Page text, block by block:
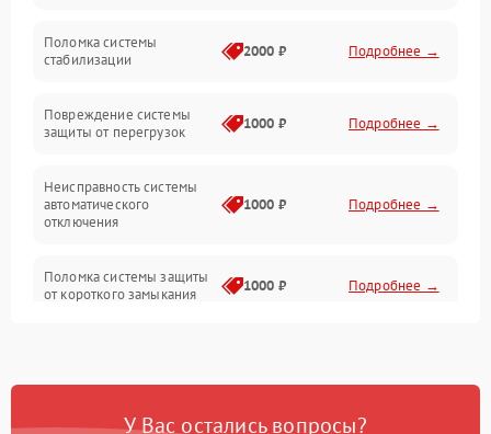
Электропитание
Механика
Корпус/Герметичность
Поломка системы
стабилизации
2000 ₽ Подробнее →
Повреждение системы
защиты от перегрузок
1000 ₽ Подробнее →
Неисправность системы
автоматического
отключения
1000 ₽ Подробнее →
Поломка системы защиты
от короткого замыкания
1000 ₽ Подробнее →
Неисправность системыУ Вас остались вопросы?